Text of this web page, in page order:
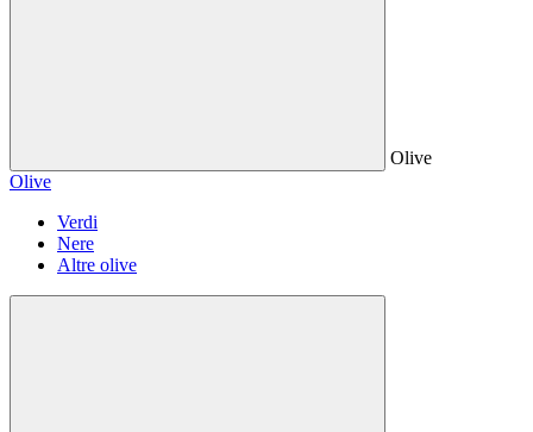
Olive
Olive
Verdi
Nere
Altre olive